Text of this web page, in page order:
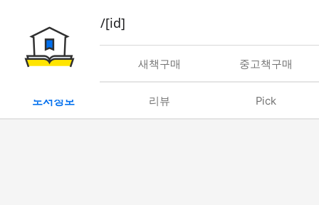
book/rent/[id]
대여 새책구매 중고책구매
도서정보 리뷰 Pick